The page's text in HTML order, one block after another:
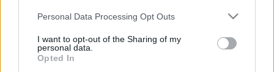
Please note that this website/app uses one or more Google
not limited to your visit or usage behaviour. You may click to
grant or deny consent to Google and its third-party tags to
use your data for below specified purposes in below Google
Personal Data Processing Opt Outs
I want to opt-out of the Sharing of my
personal data.
Opted In